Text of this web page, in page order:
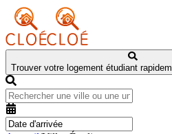
Trouver votre logement étudiant